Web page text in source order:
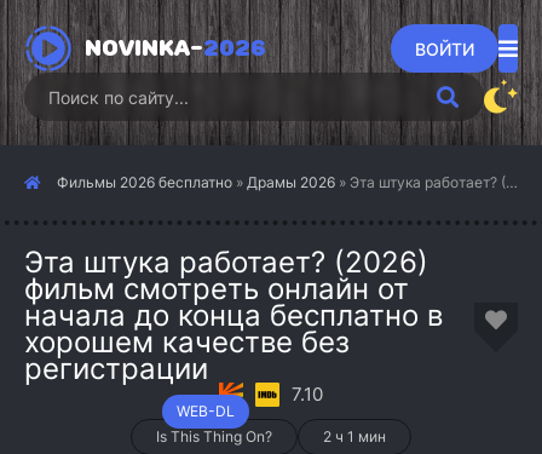
NOVINKA-2026 ВОЙТИ
Фильмы 2026 бесплатно » Драмы 2026 » Эта штука работает? (2026)
Эта штука работает? (2026)
фильм смотреть онлайн от
начала до конца бесплатно в
хорошем качестве без
регистрации
WEB-DL
7.10
Is This Thing On? 2 ч 1 мин